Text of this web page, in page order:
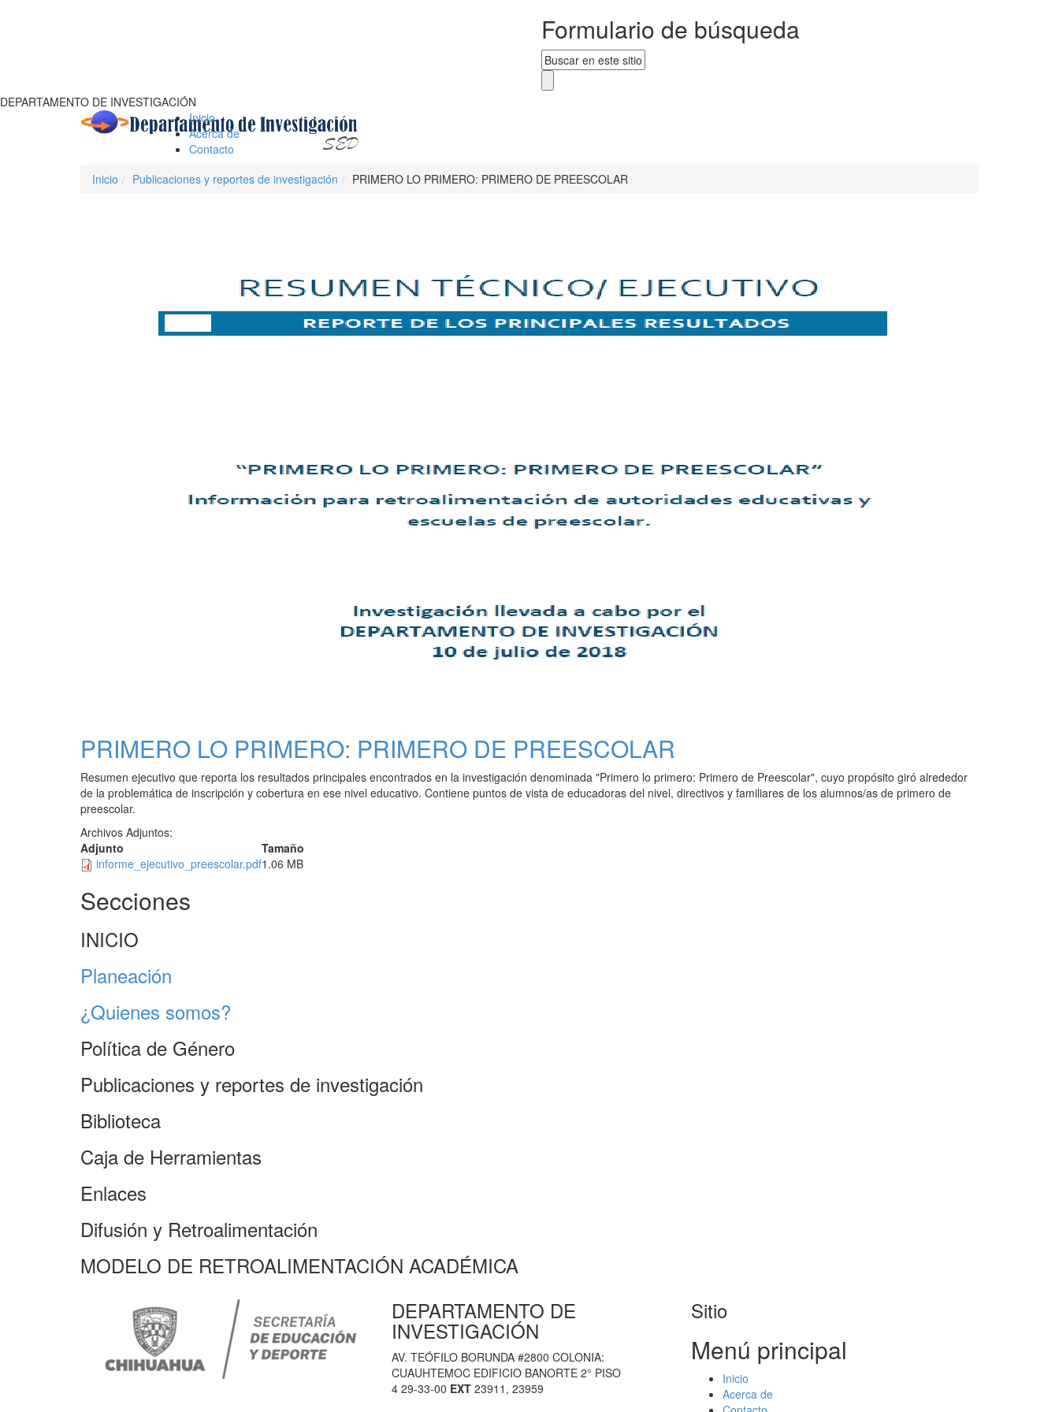
Formulario de búsqueda
DEPARTAMENTO DE INVESTIGACIÓN
Inicio
Acerca de
Contacto
Inicio
Publicaciones y reportes de investigación PRIMERO LO PRIMERO: PRIMERO DE PREESCOLAR
PRIMERO LO PRIMERO: PRIMERO DE PREESCOLAR
Resumen ejecutivo que reporta los resultados principales encontrados en la investigación denominada "Primero lo primero: Primero de Preescolar", cuyo propósito giró alrededor
de la problemática de inscripción y cobertura en ese nivel educativo. Contiene puntos de vista de educadoras del nivel, directivos y familiares de los alumnos/as de primero de
preescolar.
Archivos Adjuntos:
Adjunto
Tamaño
informe_ejecutivo_preescolar.pdf1.06 MB
Secciones
INICIO
Planeación
¿Quienes somos?
Política de Género
Publicaciones y reportes de investigación
Biblioteca
Caja de Herramientas
Enlaces
Difusión y Retroalimentación
MODELO DE RETROALIMENTACIÓN ACADÉMICA
DEPARTAMENTO DE
INVESTIGACIÓN
AV. TEÓFILO BORUNDA #2800 COLONIA:
CUAUHTEMOC EDIFICIO BANORTE 2° PISO
4 29-33-00 EXT 23911, 23959
Sitio
Menú principal
Inicio
Acerca de